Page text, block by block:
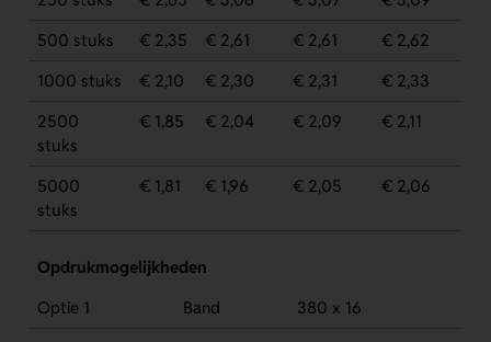
500 stuks
€ 2,35 € 2,61 € 2,61
€ 2,62
1000 stuks
€ 2,10 € 2,30 € 2,31
€ 2,33
2500
stuks
€ 1,85 € 2,04 € 2,09 € 2,11
5000
stuks
€ 1,81 € 1,96 € 2,05 € 2,06
Opdrukmogelijkheden
Optie 1
Band 380 x 16